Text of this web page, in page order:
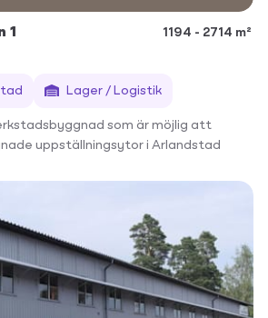
1
1194 - 2714 m²
Lager / Logistik
som är möjlig att
uppställningsytor i Arlandstad